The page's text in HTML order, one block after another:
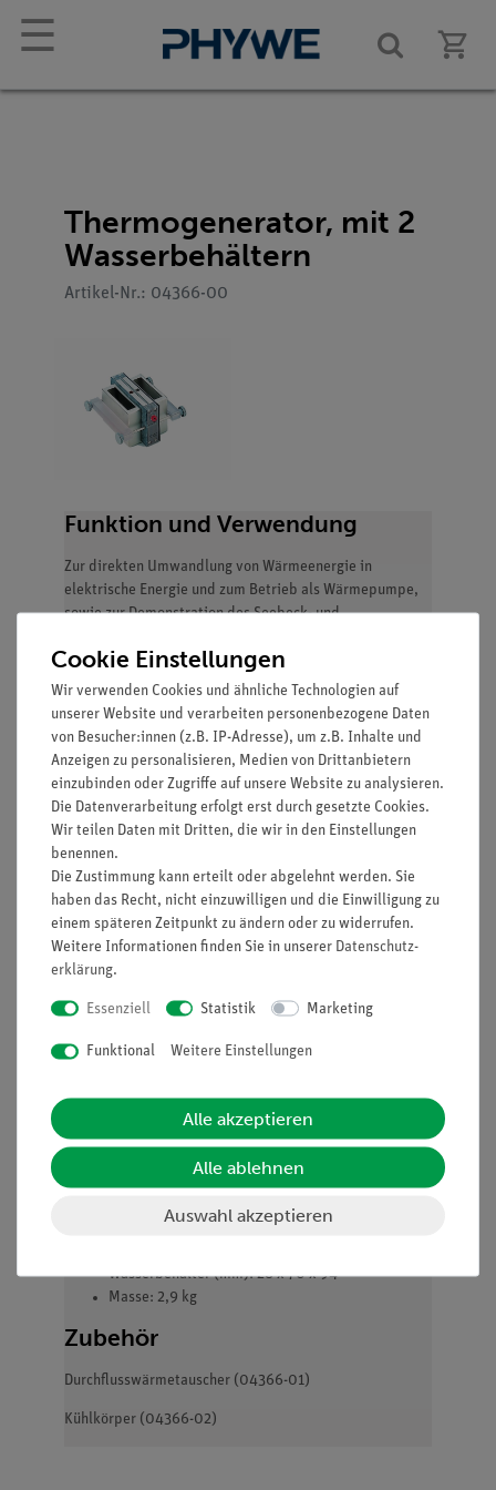
☰
Thermogenerator, mit 2
Wasserbehältern
Artikel-Nr.: 04366-00
Funktion und Verwendung
Zur direkten Umwandlung von Wärmeenergie in
elektrische Energie und zum Betrieb als Wärmepumpe,
sowie zur Demonstration des Seebeck- und
Vorteile
Peltierelemente zwischen großen vernickelten
Kupferblöcken (Wärmespeicher mit guter
Wärmeleitung) mit Temperaturmessstellen
Zusätzlich Wasserbehälter (Wärmespeicher) an
die Kupferblöcke anschraubbar
Einfache elekrtische Verbindung durch 4-mm-
Buchsen
Ausstattung und technische
Daten
2 offene, anschraubbare Wasserbehälter
2 Spannbacken
4 Rändelschrauben
Anzahl der Thermoelemente: 142
Innenwiderstand: 2,8 Ω
Betrieb als Thermogenerator:
Abmessungen:
Wasserbehälter (mm): 28 x 70 x 94
Masse: 2,9 kg
Zubehör
Durchflusswärmetauscher (04366-01)
Kühlkörper (04366-02)
Cookie Einstellungen
Wir verwenden Cookies und ähnliche Technologien auf
unserer Website und verarbeiten personenbezogene Daten
von Besucher:innen (z.B. IP-Adresse), um z.B. Inhalte und
Anzeigen zu personalisieren, Medien von Drittanbietern
einzubinden oder Zugriffe auf unsere Website zu analysieren.
Die Datenverarbeitung erfolgt erst durch gesetzte Cookies.
Wir teilen Daten mit Dritten, die wir in den Einstellungen
benennen.
Die Zustimmung kann erteilt oder abgelehnt werden. Sie
haben das Recht, nicht einzuwilligen und die Einwilligung zu
einem späteren Zeitpunkt zu ändern oder zu widerrufen.
Weitere Informationen finden Sie in unserer Daten­schutz­
erklärung.
Essenziell Statistik Marketing
Funktional Weitere Einstellungen
Alle akzeptieren
Alle ablehnen
Auswahl akzeptieren